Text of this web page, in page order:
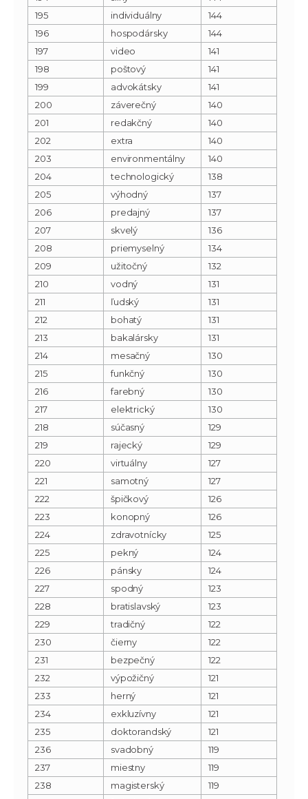
195
individuálny
144
196
hospodársky
144
197
video
141
198
poštový
141
199
advokátsky
141
200
záverečný
140
201
redakčný
140
202
extra
140
203
environmentálny
140
204
technologický
138
205
výhodný
137
206
predajný
137
207
skvelý
136
208
priemyselný
134
209
užitočný
132
210
vodný
131
211
ľudský
131
212
bohatý
131
213
bakalársky
131
214
mesačný
130
215
funkčný
130
216
farebný
130
217
elektrický
130
218
súčasný
129
219
rajecký
129
220
virtuálny
127
221
samotný
127
222
špičkový
126
223
konopný
126
224
zdravotnícky
125
225
pekný
124
226
pánsky
124
227
spodný
123
228
bratislavský
123
229
tradičný
122
230
čierny
122
231
bezpečný
122
232
výpožičný
121
233
herný
121
234
exkluzívny
121
235
doktorandský
121
236
svadobný
119
237
miestny
119
238
magisterský
119